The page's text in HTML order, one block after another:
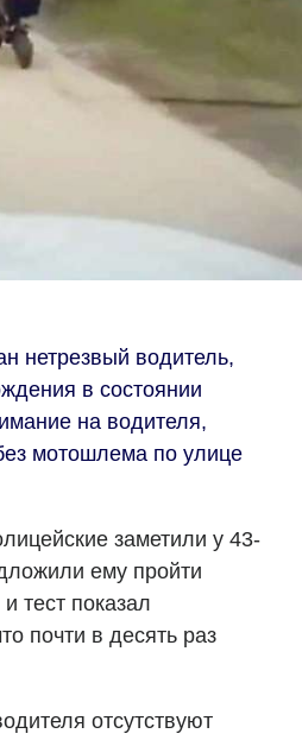
нетрезвый водитель,
в состоянии
на водителя,
мотошлема по улице
заметили у 43-
ему пройти
тест показал
почти в десять раз
отсутствуют